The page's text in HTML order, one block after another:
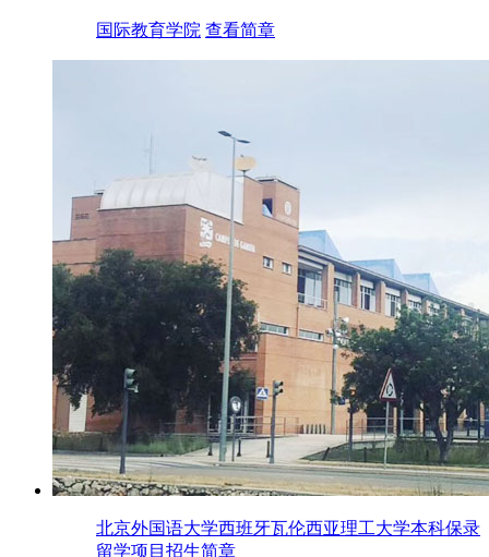
国际教育学院 查看简章
北京外国语大学西班牙瓦伦西亚理工大学本科保录
留学项目招生简章